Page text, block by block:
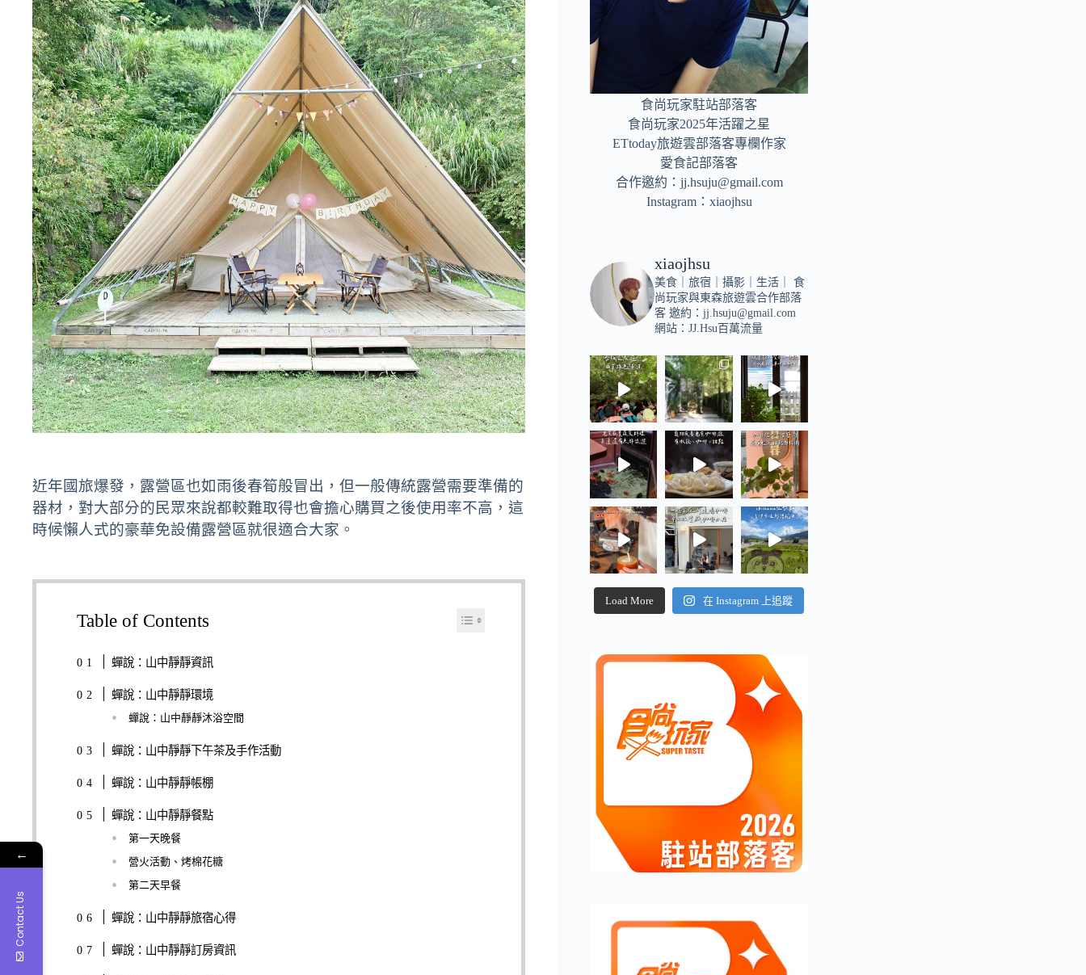
近年國旅爆發，露營區也如雨後春筍般冒出，但一般傳統露營需要準備的
器材， 對大部分的民眾來說都較難取得也會擔心購買之後使用率不高， 這
時候懶人式的豪華免設備露營區就很適合大家。
Table of Contents
蟬說：山中靜靜資訊
蟬說：山中靜靜環境
蟬說：山中靜靜沐浴空間
蟬說：山中靜靜下午茶及手作活動
蟬說：山中靜靜帳棚
蟬說：山中靜靜餐點
第一天晚餐
營火活動、烤棉花糖
第二天早餐
蟬說：山中靜靜旅宿心得
蟬說：山中靜靜訂房資訊
食尚玩家駐站部落客
食尚玩家2025年活躍之星
ETtoday旅遊雲部落客專欄作家
愛食記部落客
合作邀約： jj.hsuju@gmail.com
Instagram： xiaojhsu
xiaojhsu
美食｜旅宿｜攝影｜生活｜
食
尚玩家與東森旅遊雲合作部落
客 邀約： jj.hsuju@gmail.com
網站：JJ.Hsu百萬流量
Load More 在 Instagram 上追蹤
←
Contact Us